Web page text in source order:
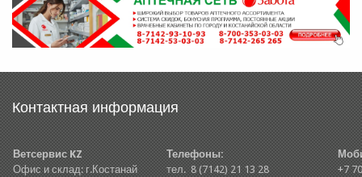
Контактная информация
Ветсервис KZ
Офис и склад: г.Костанай
Телефоны:
тел. 8 (7142) 21 13 28
+7